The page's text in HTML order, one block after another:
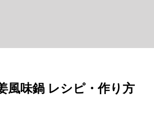
風味鍋 レシピ・作り方